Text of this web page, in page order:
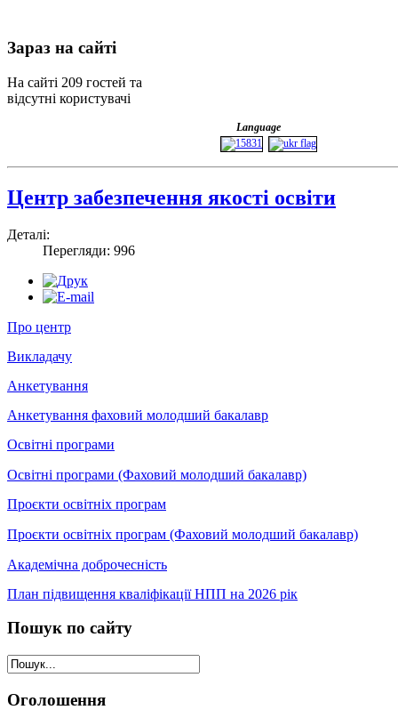
Зараз на сайті
На сайті 209 гостей та
відсутні користувачі
Language
Центр забезпечення якості освіти
Деталі:
Перегляди: 996
Про центр
Викладачу
Анкетування
Анкетування фаховий молодший бакалавр
Освітні програми
Освітні програми (Фаховий молодший бакалавр)
Проєкти освітніх програм
Проєкти освітніх програм (Фаховий молодший бакалавр)
Академічна доброчесність
План підвищення кваліфікації НПП на 2026 рік
Пошук по сайту
Оголошення